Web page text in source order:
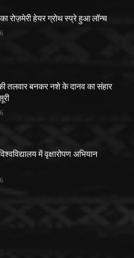
रोज़मेरी हेयर ग्रोथ स्प्रे हुआ लॉन्च
तलवार बनकर नशे के दानव का संहार
में वृक्षारोपण अभियान